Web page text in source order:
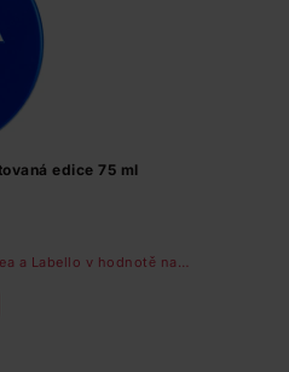
edice 75 ml
a Labello v hodnotě nad
zdarma